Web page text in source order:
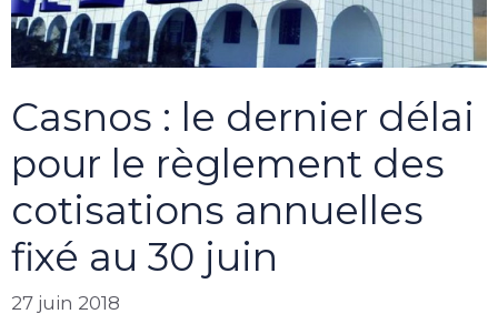
Casnos : le dernier délai
pour le règlement des
cotisations annuelles
fixé au 30 juin
27 juin 2018